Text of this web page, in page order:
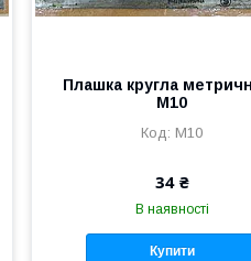
Плашка кругла
М10
М10
34 ₴
В наявності
Купити